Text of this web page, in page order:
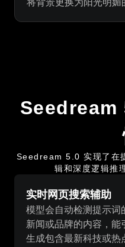
Seedream
Seedream 5.0 实现了在
辑和深度逻辑推
实时网页搜索辅助
模型会自动检测提示词
新闻或品牌的内容，能
生成包含最新科技或热